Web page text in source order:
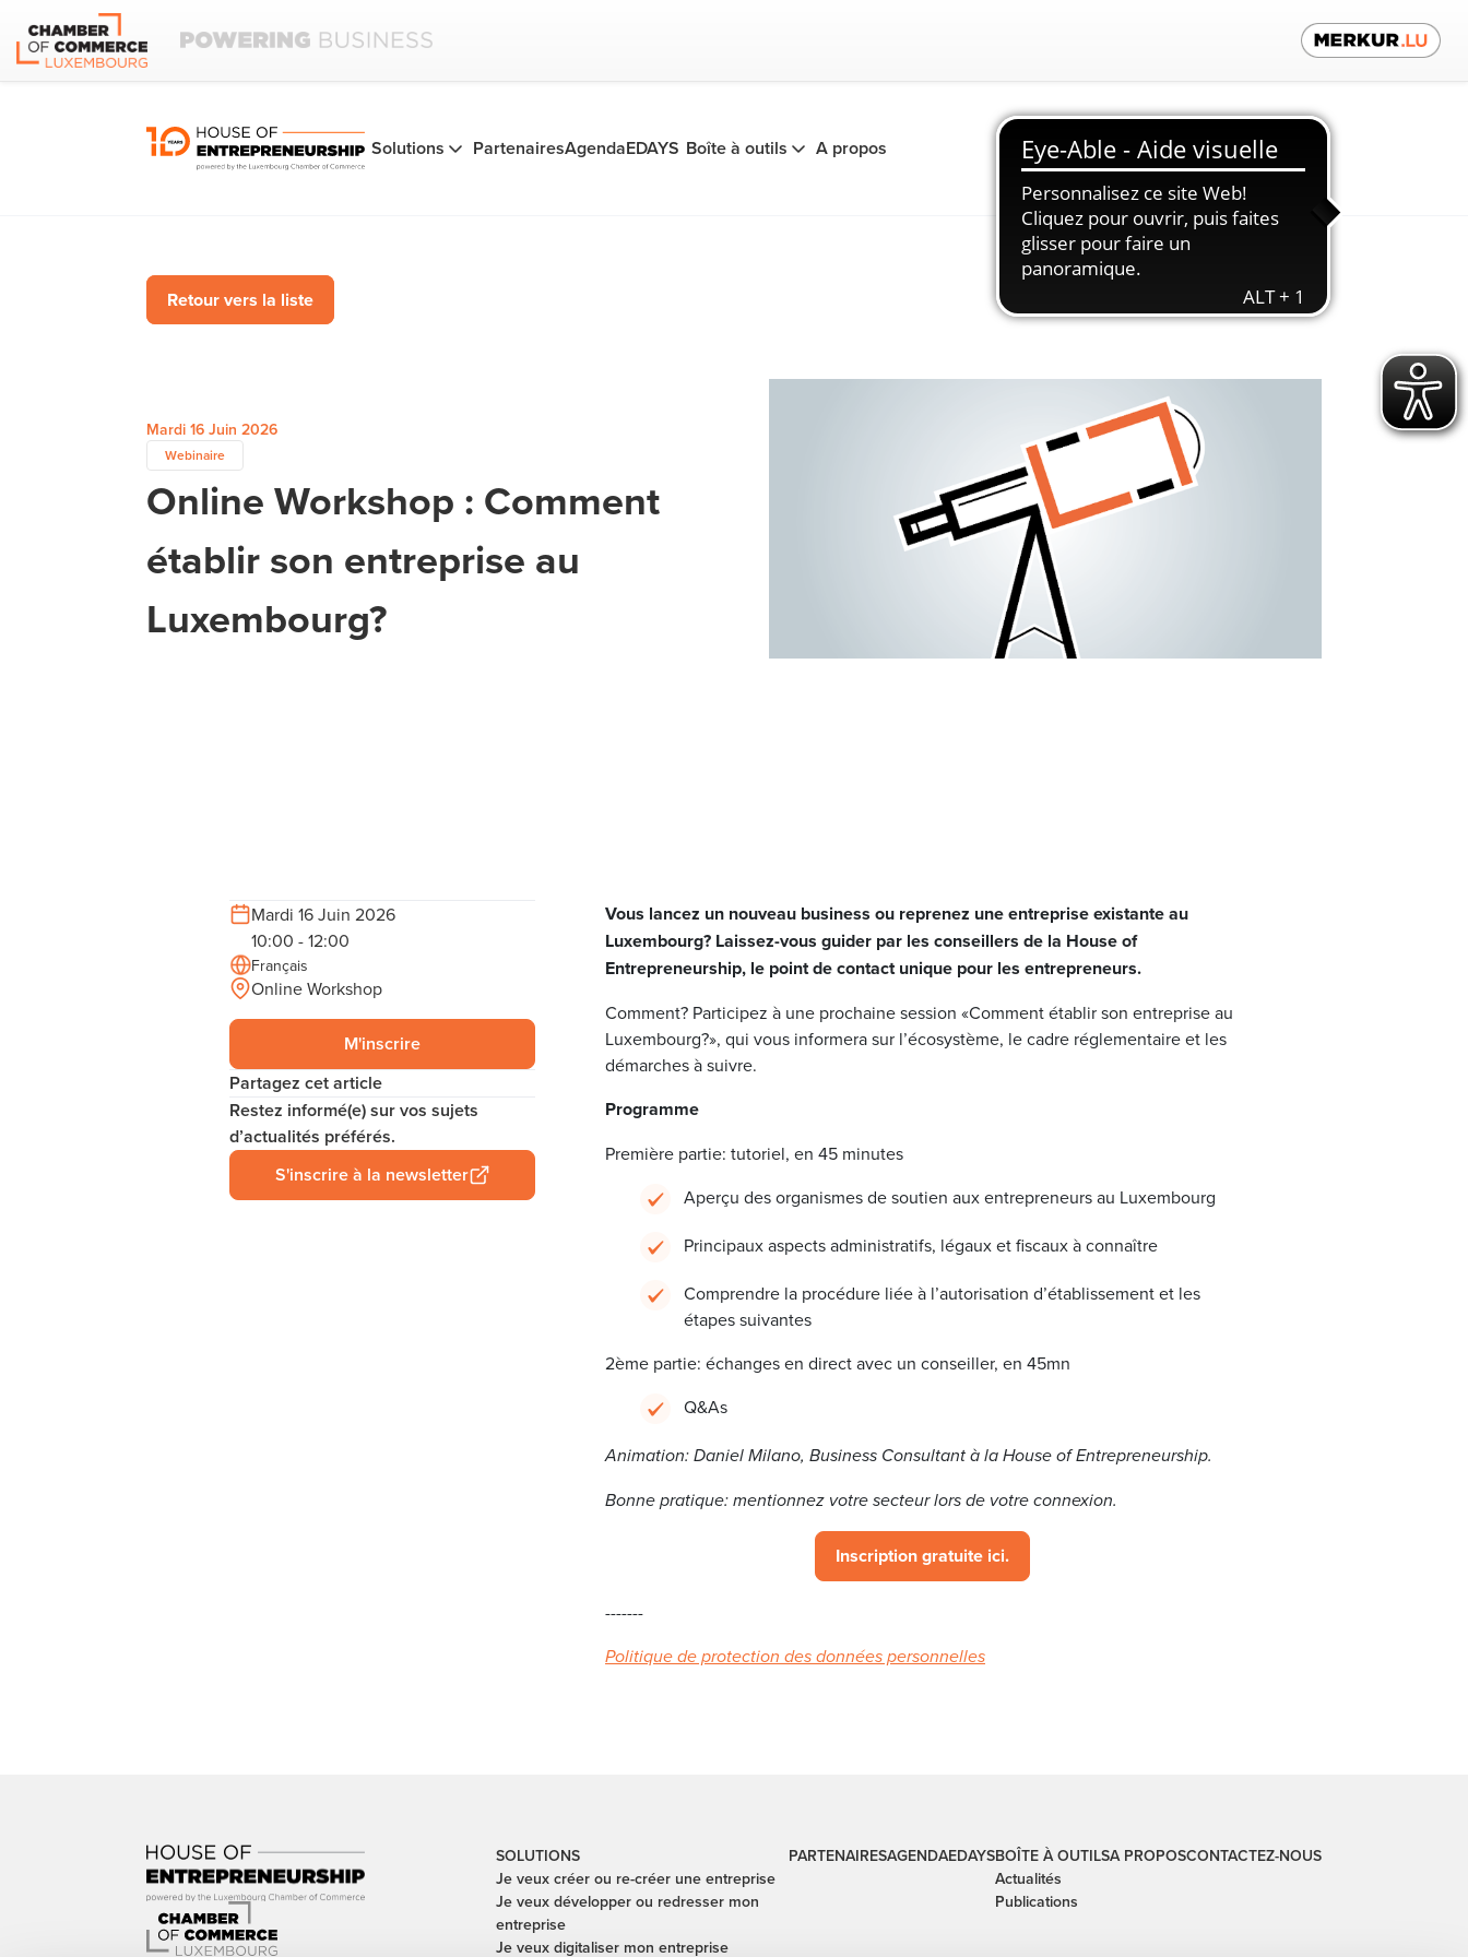
Solutions PartenairesAgendaEDAYS Boîte à outils A propos Contactez-nous
Retour vers la liste
Mardi 16 Juin 2026
Webinaire
Online Workshop : Comment
établir son entreprise au
Luxembourg?
Mardi 16 Juin 2026
10:00 - 12:00
Français
Online Workshop
M'inscrire
Partagez cet article
Restez informé(e) sur vos sujets
d’actualités préférés.
S'inscrire à la newsletter
Vous lancez un nouveau business ou reprenez une entreprise existante au
Luxembourg? Laissez-vous guider par les conseillers de la House of
Entrepreneurship, le point de contact unique pour les entrepreneurs.
Comment? Participez à une prochaine session «Comment établir son entreprise au
Luxembourg?», qui vous informera sur l’écosystème, le cadre réglementaire et les
démarches à suivre.
Programme
Première partie: tutoriel, en 45 minutes
Aperçu des organismes de soutien aux entrepreneurs au Luxembourg
Principaux aspects administratifs, légaux et fiscaux à connaître
Comprendre la procédure liée à l’autorisation d’établissement et les
étapes suivantes
2ème partie: échanges en direct avec un conseiller, en 45mn
Q&As
Animation: Daniel Milano, Business Consultant à la House of Entrepreneurship.
Bonne pratique: mentionnez votre secteur lors de votre connexion.
Inscription gratuite ici.
-------
Politique de protection des données personnelles
SOLUTIONS
Je veux créer ou re-créer une entreprise
Je veux développer ou redresser mon
entreprise
Je veux digitaliser mon entreprise
PARTENAIRESAGENDAEDAYSBOÎTE À OUTILS
Actualités
Publications
A PROPOSCONTACTEZ-NOUS